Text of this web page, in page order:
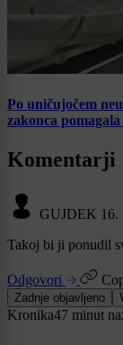
Po uničujočem
zakonca
Komentarji
GUJDEK 16.
Takoj bi ji ponudil
Odgovori
Zadnje objavljeno
Kronika47 minut